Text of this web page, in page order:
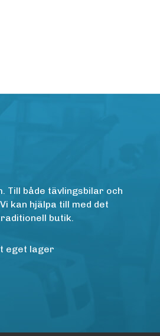
Till både tävlingsbilar och
kan hjälpa till med det
butik.
eget lager